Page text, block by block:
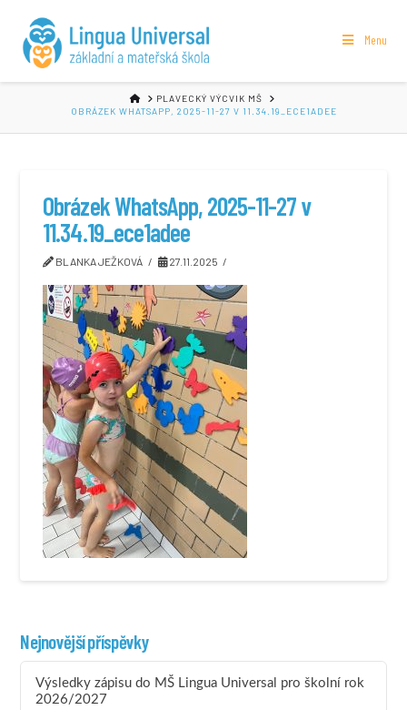
Menu
HOMEPLAVECKÝ VÝCVIK MŠ
OBRÁZEK WHATSAPP, 2025-11-27 V 11.34.19_ECE1ADEE
Obrázek WhatsApp, 2025-11-27 v
11.34.19_ece1adee
BLANKA JEŽKOVÁ 27.11.2025
Nejnovější příspěvky
Výsledky zápisu do MŠ Lingua Universal pro školní rok
2026/2027